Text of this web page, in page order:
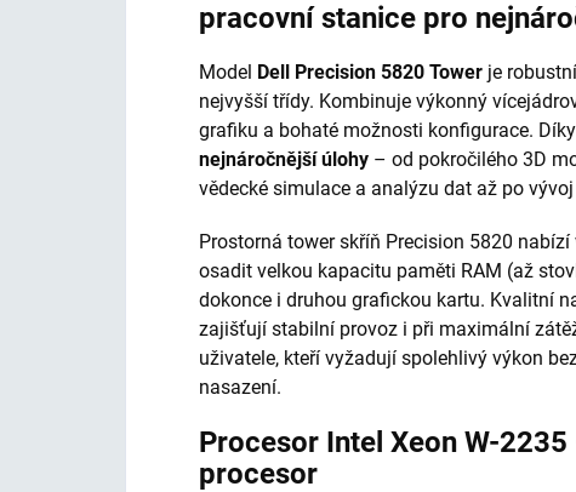
pracovní stanice pro
Model Dell Precision 5820 Tower je
nejvyšší třídy. Kombinuje výkonný
grafiku a bohaté možnosti konfigurace.
nejnáročnější úlohy – od pokročilého 3D
vědecké simulace a analýzu dat až po
Prostorná tower skříň Precision 5820
osadit velkou kapacitu paměti RAM (až
dokonce i druhou grafickou kartu. Kvalitní
zajišťují stabilní provoz i při maximální
uživatele, kteří vyžadují spolehlivý výkon
nasazení.
Procesor Intel Xeon W-
procesor